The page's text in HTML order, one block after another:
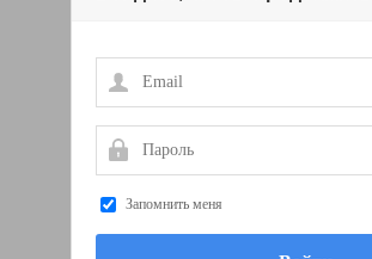
Email
Пароль
Запомнить меня